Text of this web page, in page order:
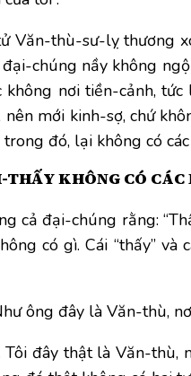
Văn-thù-sư-lỵ thương
chúng nầy không
nơi tiền-cảnh,
mới kinh-sợ, chứ
đó, lại không có các
KHÔNG CÓ
cả đại-chúng rằng:
có gì. Cái “thấy”
ông đây là Văn-thù,
đây thật là Văn-thù,